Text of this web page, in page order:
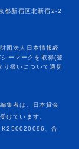
集者は、日本貸金
けています。
K250020096、合